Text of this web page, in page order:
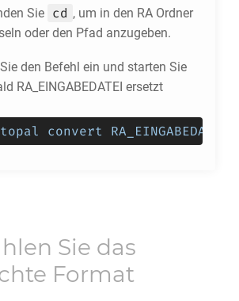
Sie cd , um in den RA Ordner
oder den Pfad anzugeben.
den Befehl ein und starten Sie
RA_EINGABEDATEI ersetzt
convert
Sie das
Format